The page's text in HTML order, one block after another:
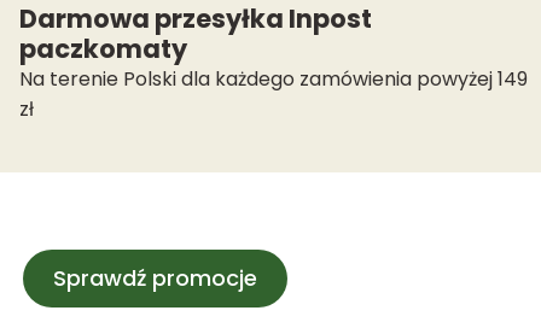
Darmowa przesyłka Inpost
paczkomaty
Na terenie Polski dla każdego zamówienia powyżej 149
zł
Sprawdź promocje